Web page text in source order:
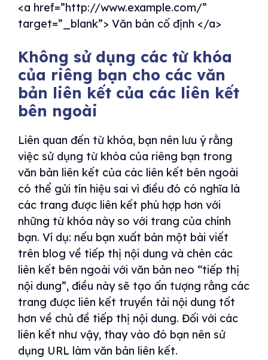
<a href=”http://www.example.com/”
target=”_blank”> Văn bản cố định </a>
Không sử dụng các từ khóa
của riêng bạn cho các văn
bản liên kết của các liên kết
bên ngoài
Liên quan đến từ khóa, bạn nên lưu ý rằng
việc sử dụng từ khóa của riêng bạn trong
văn bản liên kết của các liên kết bên ngoài
có thể gửi tín hiệu sai vì điều đó có nghĩa là
các trang được liên kết phù hợp hơn với
những từ khóa này so với trang của chính
bạn. Ví dụ: nếu bạn xuất bản một bài viết
trên blog về tiếp thị nội dung và chèn các
liên kết bên ngoài với văn bản neo “tiếp thị
nội dung”, điều này sẽ tạo ấn tượng rằng các
trang được liên kết truyền tải nội dung tốt
hơn về chủ đề tiếp thị nội dung. Đối với các
liên kết như vậy, thay vào đó bạn nên sử
dụng URL làm văn bản liên kết.